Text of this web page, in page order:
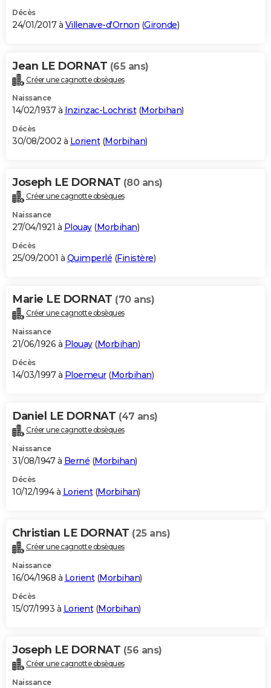
Décès
24/01/2017 à Villenave-d'Ornon (Gironde)
Jean LE DORNAT (65 ans)
Créer une cagnotte obsèques
Naissance
14/02/1937 à Inzinzac-Lochrist(Morbihan)
Décès
30/08/2002 à Lorient(Morbihan)
Joseph LE DORNAT (80 ans)
Créer une cagnotte obsèques
Naissance
27/04/1921 à Plouay(Morbihan)
Décès
25/09/2001 à Quimperlé (Finistère)
Marie LE DORNAT (70 ans)
Créer une cagnotte obsèques
Naissance
21/06/1926 à Plouay(Morbihan)
Décès
14/03/1997 à Ploemeur(Morbihan)
Daniel LE DORNAT (47 ans)
Créer une cagnotte obsèques
Naissance
31/08/1947 à Berné (Morbihan)
Décès
10/12/1994 à Lorient(Morbihan)
Christian LE DORNAT (25 ans)
Créer une cagnotte obsèques
Naissance
16/04/1968 à Lorient(Morbihan)
Décès
15/07/1993 à Lorient(Morbihan)
Joseph LE DORNAT (56 ans)
Créer une cagnotte obsèques
Naissance